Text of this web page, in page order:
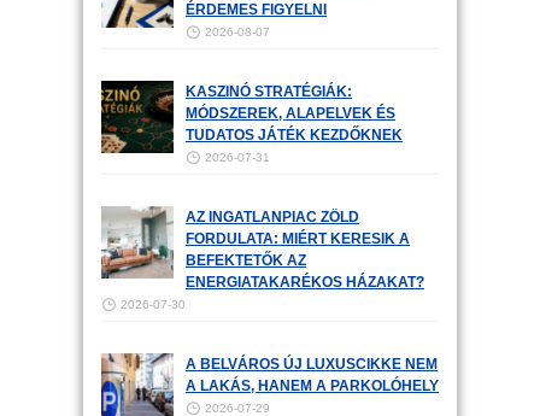
ÉRDEMES FIGYELNI
2026-08-07
KASZINÓ STRATÉGIÁK:
MÓDSZEREK, ALAPELVEK ÉS
TUDATOS JÁTÉK KEZDŐKNEK
2026-07-31
AZ INGATLANPIAC ZÖLD
FORDULATA: MIÉRT KERESIK A
BEFEKTETŐK AZ
ENERGIATAKARÉKOS HÁZAKAT?
2026-07-30
A BELVÁROS ÚJ LUXUSCIKKE NEM
A LAKÁS, HANEM A PARKOLÓHELY
2026-07-29